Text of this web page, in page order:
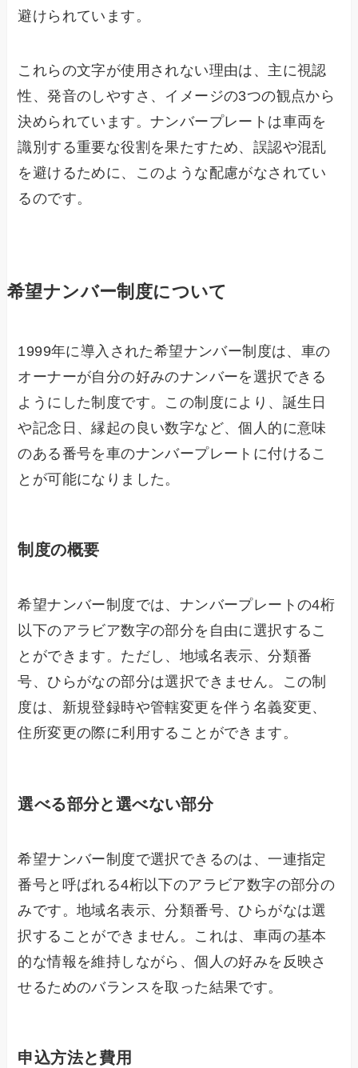
避けられています。
これらの文字が使用されない理由は、主に視認
性、発音のしやすさ、イメージの3つの観点から
決められています。ナンバープレートは車両を
識別する重要な役割を果たすため、誤認や混乱
を避けるために、このような配慮がなされてい
るのです。
希望ナンバー制度について
1999年に導入された希望ナンバー制度は、車の
オーナーが自分の好みのナンバーを選択できる
ようにした制度です。この制度により、誕生日
や記念日、縁起の良い数字など、個人的に意味
のある番号を車のナンバープレートに付けるこ
とが可能になりました。
制度の概要
希望ナンバー制度では、ナンバープレートの4桁
以下のアラビア数字の部分を自由に選択するこ
とができます。ただし、地域名表示、分類番
号、ひらがなの部分は選択できません。この制
度は、新規登録時や管轄変更を伴う名義変更、
住所変更の際に利用することができます。
選べる部分と選べない部分
希望ナンバー制度で選択できるのは、一連指定
番号と呼ばれる4桁以下のアラビア数字の部分の
みです。地域名表示、分類番号、ひらがなは選
択することができません。これは、車両の基本
的な情報を維持しながら、個人の好みを反映さ
せるためのバランスを取った結果です。
申込方法と費用